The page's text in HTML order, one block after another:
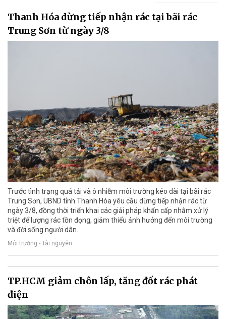
Thanh Hóa dừng tiếp nhận rác tại bãi rác
Trung Sơn từ ngày 3/8
Trước tình trạng quá tải và ô nhiễm môi trường kéo dài tại bãi rác
Trung Sơn, UBND tỉnh Thanh Hóa yêu cầu dừng tiếp nhận rác từ
ngày 3/8, đồng thời triển khai các giải pháp khẩn cấp nhằm xử lý
triệt để lượng rác tồn đọng, giảm thiểu ảnh hưởng đến môi trường
và đời sống người dân.
Môi trường - Tài nguyên
TP.HCM giảm chôn lấp, tăng đốt rác phát
điện